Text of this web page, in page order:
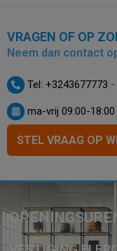
VRAGEN OF OP
Neem dan contact
Tel: +3243677773 -
ma-vrij 09:00-
STEL VRAAG OP